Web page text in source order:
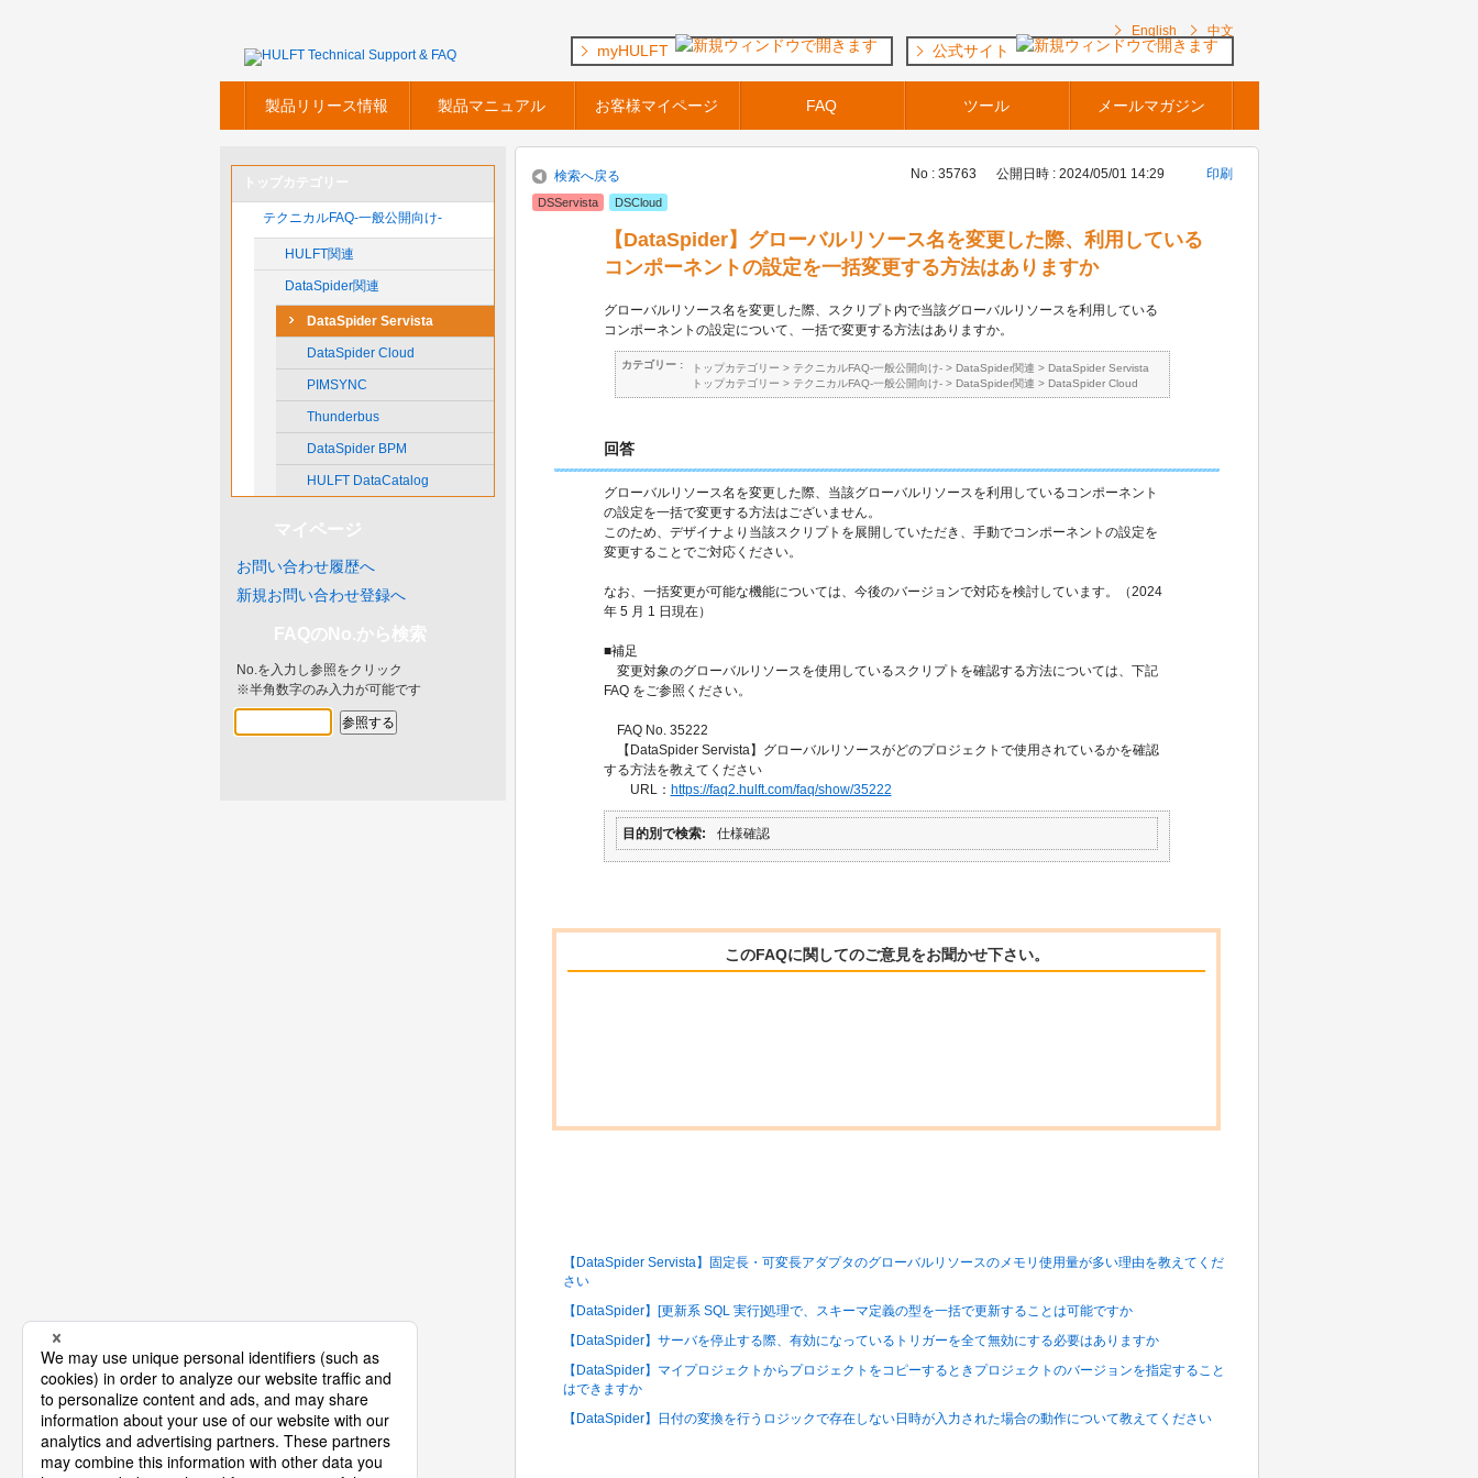
English 中文
製品リリース情報 製品マニュアル お客様マイページ FAQ ツール メールマガジン
myHULFT 公式サイト
テクニカルFAQ-一般公開向け-
HULFT関連
DataSpider関連
DataSpider Servista
DataSpider Cloud
PIMSYNC
Thunderbus
DataSpider BPM
HULFT DataCatalog
お問い合わせ履歴へ
新規お問い合わせ登録へ
No.を入力し参照をクリック
※半角数字のみ入力が可能です
検索へ戻る No : 35763 公開日時 : 2024/05/01 14:29 印刷
DSServista DSCloud
【DataSpider】グローバルリソース名を変更した際、利用している
コンポーネントの設定を一括変更する方法はありますか
グローバルリソース名を変更した際、スクリプト内で当該グローバルリソースを利用している
コンポーネントの設定について、一括で変更する方法はありますか。
カテゴリー : トップカテゴリー > テクニカルFAQ-一般公開向け-> DataSpider関連 > DataSpider Servista
トップカテゴリー > テクニカルFAQ-一般公開向け-> DataSpider関連 > DataSpider Cloud
回答
グローバルリソース名を変更した際、当該グローバルリソースを利用しているコンポーネント
の設定を一括で変更する方法はございません。
このため、デザイナより当該スクリプトを展開していただき、手動でコンポーネントの設定を
変更することでご対応ください。
なお、一括変更が可能な機能については、今後のバージョンで対応を検討しています。（2024
年 5 月 1 日現在）
■補足
変更対象のグローバルリソースを使用しているスクリプトを確認する方法については、下記
FAQ をご参照ください。
FAQ No. 35222
【DataSpider Servista】グローバルリソースがどのプロジェクトで使用されているかを確認
する方法を教えてください
URL： https://faq2.hulft.com/faq/show/35222
目的別で検索 仕様確認
このFAQに関してのご意見をお聞かせ下さい。
【DataSpider Servista】固定長・可変長アダプタのグローバルリソースのメモリ使用量が多い理由を教えてくだ
さい
【DataSpider】[更新系 SQL 実行]処理で、スキーマ定義の型を一括で更新することは可能ですか
【DataSpider】サーバを停止する際、有効になっているトリガーを全て無効にする必要はありますか
【DataSpider】マイプロジェクトからプロジェクトをコピーするときプロジェクトのバージョンを指定すること
はできますか
【DataSpider】日付の変換を行うロジックで存在しない日時が入力された場合の動作について教えてください